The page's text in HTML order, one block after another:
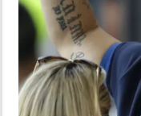
DEPORTES
MUNDO
INSÓLITAS